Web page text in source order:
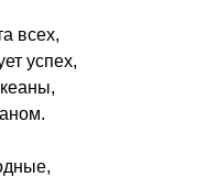
всех,
успех,